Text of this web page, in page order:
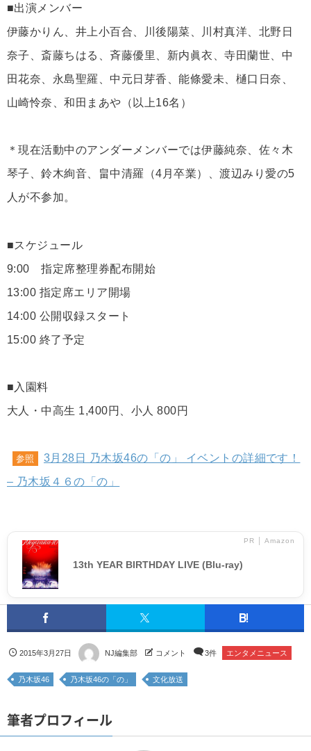
■出演メンバー
伊藤かりん、井上小百合、川後陽菜、川村真洋、北野日
奈子、斎藤ちはる、斉藤優里、新内眞衣、寺田蘭世、中
田花奈、永島聖羅、中元日芽香、能條愛未、樋口日奈、
山崎怜奈、和田まあや（以上16名）
＊現在活動中のアンダーメンバーでは伊藤純奈、佐々木
琴子、鈴木絢音、畠中清羅（4月卒業）、渡辺みり愛の5
人が不参加。
■スケジュール
9:00 指定席整理券配布開始
13:00 指定席エリア開場
14:00 公開収録スタート
15:00 終了予定
■入園料
大人・中高生 1,400円、小人 800円
参照
3月28日 乃木坂46の「の」 イベントの詳細です！
– 乃木坂４６の「の」
PR │ Amazon
13th YEAR BIRTHDAY LIVE (Blu-ray)
2015年3月27日 NJ編集部 コメント 3件 エンタメニュース
乃木坂46 乃木坂46の「の」 文化放送
筆者プロフィール